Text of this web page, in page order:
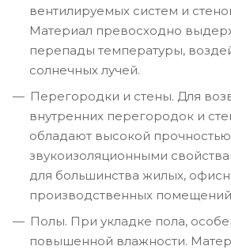
вентилируемых систем и
Материал превосходно
перепады температуры,
солнечных лучей.
Перегородки и стены. Для
внутренних перегородок и
обладают высокой
звукоизоляционными
для большинства жилых,
производственных
Полы. При укладке пола,
повышенной влажности.